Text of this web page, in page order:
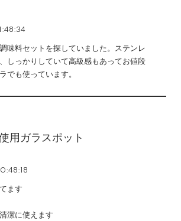
味料セットを探していました。ステンレ
しっかりしていて高級感もあってお値段
でも使っています。
用ガラスポット
ます
潔に使えます